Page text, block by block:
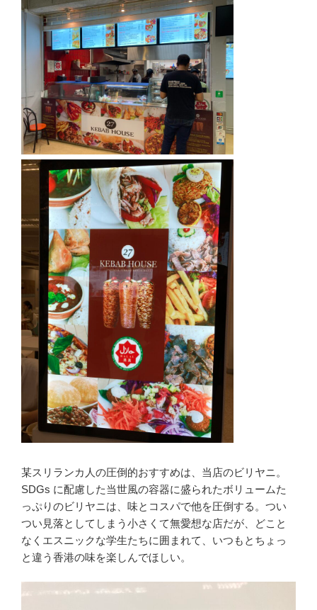
某スリランカ人の圧倒的おすすめは、当店のビリヤニ。
SDGs に配慮した当世風の容器に盛られたボリュームた
っぷりのビリヤニは、味とコスパで他を圧倒する。つい
つい見落としてしまう小さくて無愛想な店だが、どこと
なくエスニックな学生たちに囲まれて、いつもとちょっ
と違う香港の味を楽しんでほしい。